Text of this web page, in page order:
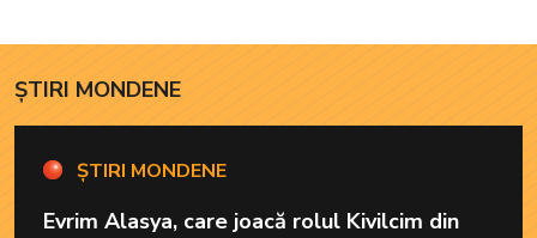
lipsește”
ȘTIRI MONDENE
ȘTIRI MONDENE
Evrim Alasya, care joacă rolul Kivilcim din